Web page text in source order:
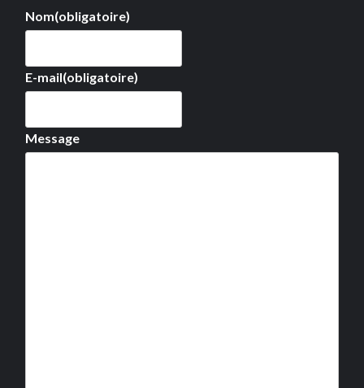
Nom(obligatoire)
E-mail(obligatoire)
Message